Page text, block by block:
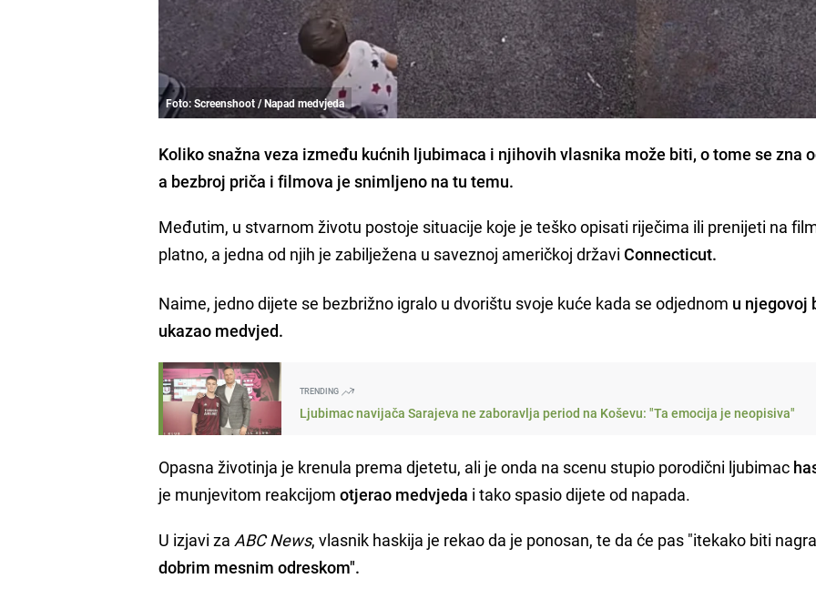
Foto: Screenshoot / Napad medvjeda
Koliko snažna veza između kućnih ljubimaca i njihovih vlasnika može biti, o tome se zna
a bezbroj priča i filmova je snimljeno na tu temu.
Međutim, u stvarnom životu postoje situacije koje je teško opisati riječima ili prenijeti na
platno, a jedna od njih je zabilježena u saveznoj američkoj državiConnecticut.
Naime, jedno dijete se bezbrižno igralo u dvorištu svoje kuće kada se odjednom u njegovoj
ukazao medvjed.
TRENDING
Ljubimac navijača Sarajeva ne zaboravlja period na Koševu: "Ta emocija je neopisiva"
Opasna životinja je krenula prema djetetu, ali je onda na scenu stupio porodični ljubimac
je munjevitom reakcijomotjerao medvjeda i tako spasio dijete od napada.
U izjavi za ABC News, vlasnik haskija je rekao da je ponosan, te da će pas "itekako biti
dobrim mesnim odreskom".